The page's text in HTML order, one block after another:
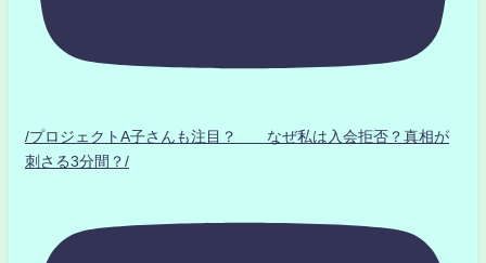
/プロジェクトA子さんも注目？ なぜ私は入会拒否？真相が
刺さる3分間？/